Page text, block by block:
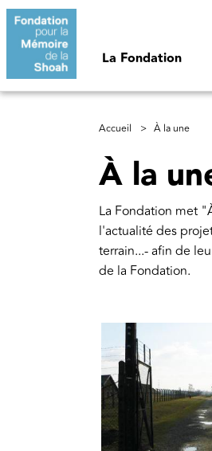
Aller au contenu principal
La Fondation
Fil d'Ariane
Accueil À la une
À la
La Fondation met
l'actualité des
terrain...- afin de
de la Fondation.